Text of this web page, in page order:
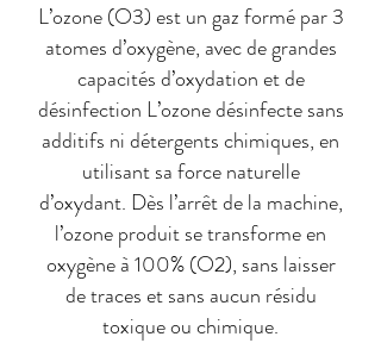
L’ozone (O3) est un gaz formé par 3
atomes d’oxygène, avec de grandes
capacités d’oxydation et de
désinfection L’ozone désinfecte sans
additifs ni détergents chimiques, en
utilisant sa force naturelle
d’oxydant. Dès l’arrêt de la machine,
l’ozone produit se transforme en
oxygène à 100% (O2), sans laisser
de traces et sans aucun résidu
toxique ou chimique.